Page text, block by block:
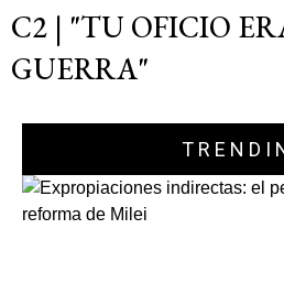
C2 | "TU OFICIO
GUERRA"